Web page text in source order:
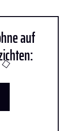
auf